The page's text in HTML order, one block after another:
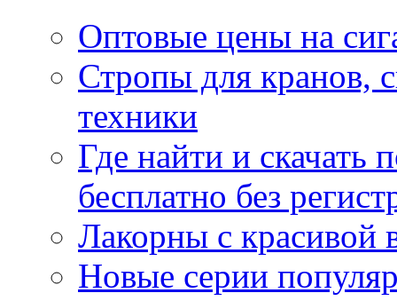
Оптовые цены на
Стропы для кранов,
техники
Где найти и
бесплатно без
Лакорны с красивой
Новые серии